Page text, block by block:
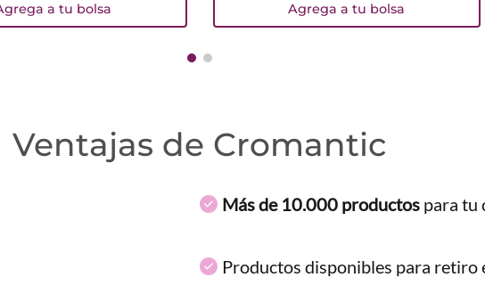
a tu bolsa Agrega a tu bolsa
Ventajas de Cromantic
Más de 10.000 productos para tu
Productos disponibles para retiro